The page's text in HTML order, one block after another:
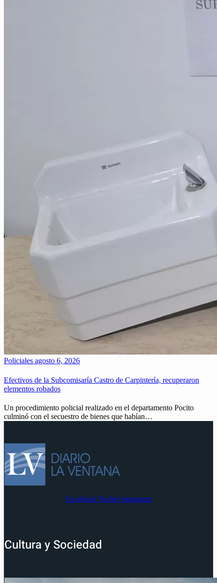
Policiales agosto 6, 2026
Efectivos de la Subcomisaría Castro de Carpintería, recuperaron
elementos robados
Un procedimiento policial realizado en el departamento Pocito
culminó con el secuestro de bienes que habían…
Facebook Twitter Instagram
Cultura y Sociedad